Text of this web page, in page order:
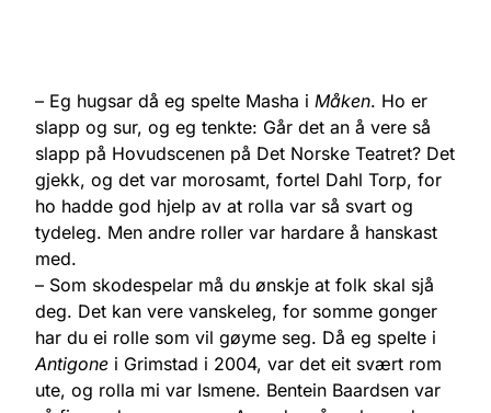
– Eg hugsar då eg spelte Masha i Måken. Ho er
slapp og sur, og eg tenkte: Går det an å vere så
slapp på Hovudscenen på Det Norske Teatret? Det
gjekk, og det var morosamt, fortel Dahl Torp, for
ho hadde god hjelp av at rolla var så svart og
tydeleg. Men andre roller var hardare å hanskast
med.
– Som skodespelar må du ønskje at folk skal sjå
deg. Det kan vere vanskeleg, for somme gonger
har du ei rolle som vil gøyme seg. Då eg spelte i
Antigone i Grimstad i 2004, var det eit svært rom
ute, og rolla mi var Ismene. Bentein Baardsen var